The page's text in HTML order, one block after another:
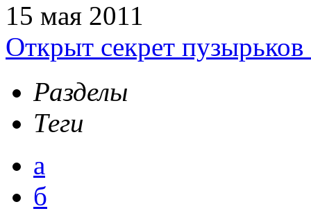
15 мая 2011
Открыт секрет пузырьков
Разделы
Теги
а
б